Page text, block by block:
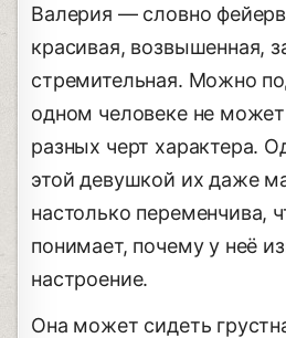
Валерия — словно
красивая, возвышенная,
стремительная. Можно
одном человеке не
разных черт характера.
этой девушкой их даже
настолько переменчива,
понимает, почему у неё
настроение.
Она может сидеть